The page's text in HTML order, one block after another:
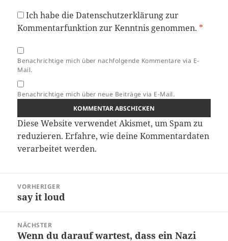
Ich habe dieDatenschutzerklärungzur
Kommentarfunktion zur Kenntnis genommen. *
Benachrichtige mich über nachfolgende Kommentare via E-
Mail.
Benachrichtige mich über neue Beiträge via E-Mail.
Diese Website verwendet Akismet, um Spam zu
reduzieren.Erfahre, wie deine Kommentardaten
verarbeitet werden.
VORHERIGER
Vorheriger
say it loud
NÄCHSTER
Nächster
Wenn du darauf wartest, dass ein Nazi